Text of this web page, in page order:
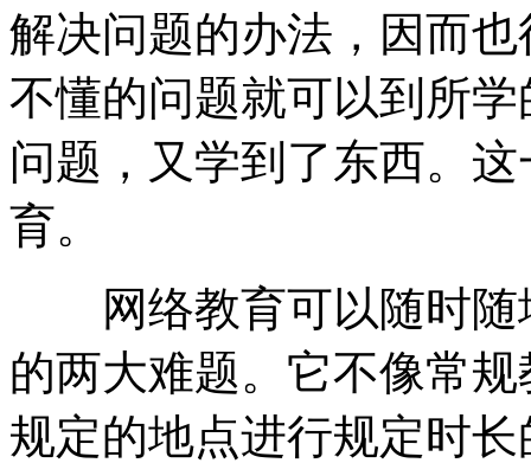
解决问题的办法，因而
不懂的问题就可以到所
问题，又学到了东西。
育。
网络教育可以随时随
的两大难题。它不像常
规定的地点进行规定时